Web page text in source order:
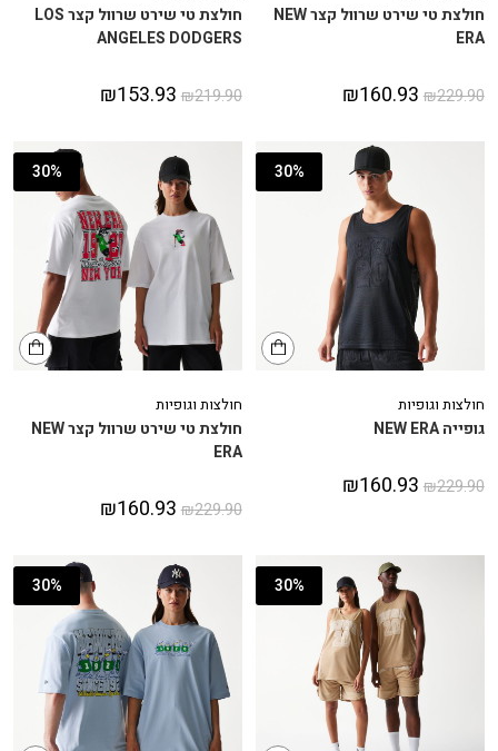
חולצת טי שירט שרוול קצר NEW
ERA
₪229.90
₪160.93
חולצת טי שירט שרוול קצר LOS
ANGELES DODGERS
₪219.90
₪153.93
30%
חולצות וגופיות
גופייה NEW ERA
₪229.90
₪160.93
30%
חולצות וגופיות
חולצת טי שירט שרוול קצר NEW
ERA
₪229.90
₪160.93
30%
30%